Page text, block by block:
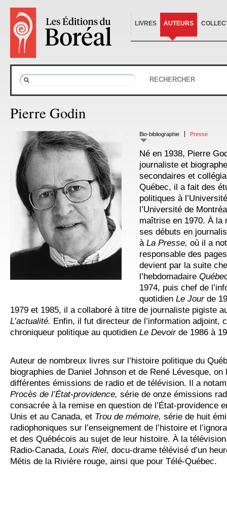
LIVRES AUTEURS
RECHERCHER
Pierre Godin
Bio-bibliographie Presse
Né en 1938, Pierre
journaliste et
secondaires et
Québec, il a fait des
politiques à
l’Université de
maîtrise en 1970. À la
ses débuts en
à La Presse, où il a
responsable des
devient par la suite
l’hebdomadaire
1974, puis chef de
quotidien Le Jourde
1979 et 1985, il a collaboré à titre de journaliste pigiste
L’actualité. Enfin, il fut directeur de l’information adjoint,
chroniqueur politique au quotidien Le Devoirde 1986 à
Auteur de nombreux livres sur l’histoire politique du
biographies de Daniel Johnson et de René Lévesque, on
différentes émissions de radio et de télévision. Il a
Procès de l’État-providence, série de onze émissions
consacrée à la remise en question de l’État-providence
Unis et au Canada, et Trou de mémoire, série de huit
radiophoniques sur l’enseignement de l’histoire et
et des Québécois au sujet de leur histoire. À la
Radio-Canada, Louis Riel, docu-drame télévisé d’un
Métis de la Rivière rouge, ainsi que pour Télé-Québec.